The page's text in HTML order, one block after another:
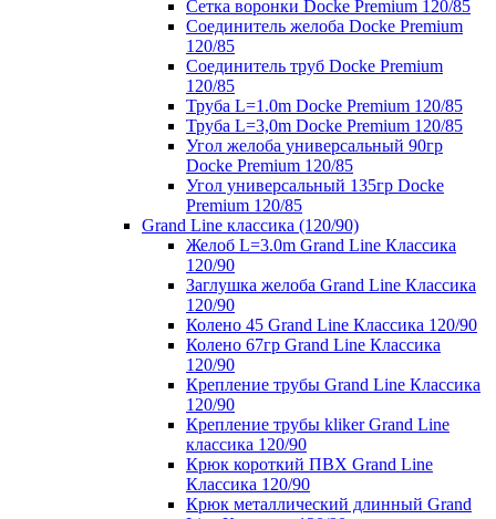
Сетка воронки Docke Premium 120/85
Соединитель желоба Docke Premium
120/85
Соединитель труб Docke Premium
120/85
Труба L=1.0m Docke Premium 120/85
Труба L=3,0m Docke Premium 120/85
Угол желоба универсальный 90гр
Docke Premium 120/85
Угол универсальный 135гр Docke
Premium 120/85
Grand Line классика (120/90)
Желоб L=3.0m Grand Line Классика
120/90
Заглушка желоба Grand Line Классика
120/90
Колено 45 Grand Line Классика 120/90
Колено 67гр Grand Line Классика
120/90
Крепление трубы Grand Line Классика
120/90
Крепление трубы kliker Grand Line
классика 120/90
Крюк короткий ПВХ Grand Line
Классика 120/90
Крюк металлический длинный Grand